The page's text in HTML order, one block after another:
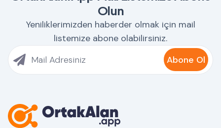
Olun
Yeniliklerimizden haberder olmak için mail
listemize abone olabilirsiniz.
Abone Ol